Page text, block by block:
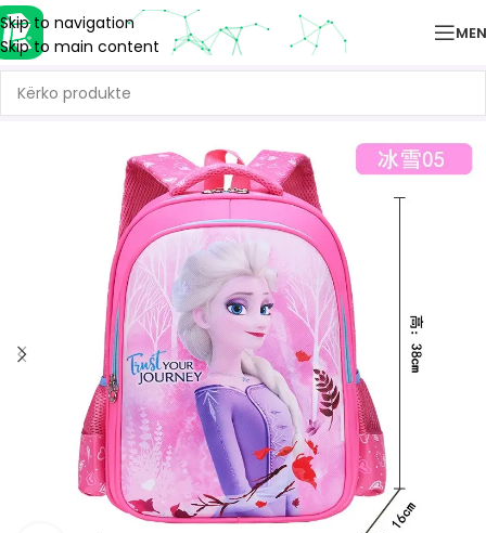
Skip to navigation
Skip to main content